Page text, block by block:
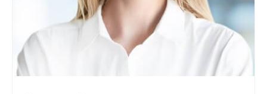
+7 800 900-80-90
no-reply@intecweb.ru